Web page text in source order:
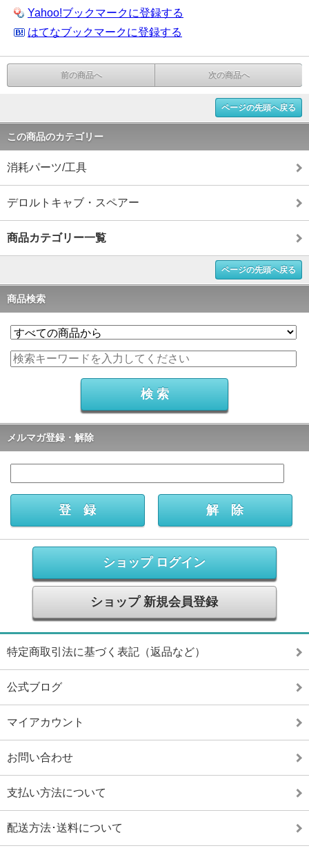
Yahoo!ブックマークに登録する
はてなブックマークに登録する
前の商品へ 次の商品へ
ページの先頭へ戻る
この商品のカテゴリー
消耗パーツ/工具
デロルトキャブ・スペアー
商品カテゴリー一覧
ページの先頭へ戻る
商品検索
メルマガ登録・解除
ショップ ログイン
ショップ 新規会員登録
特定商取引法に基づく表記（返品など）
公式ブログ
マイアカウント
お問い合わせ
支払い方法について
配送方法･送料について